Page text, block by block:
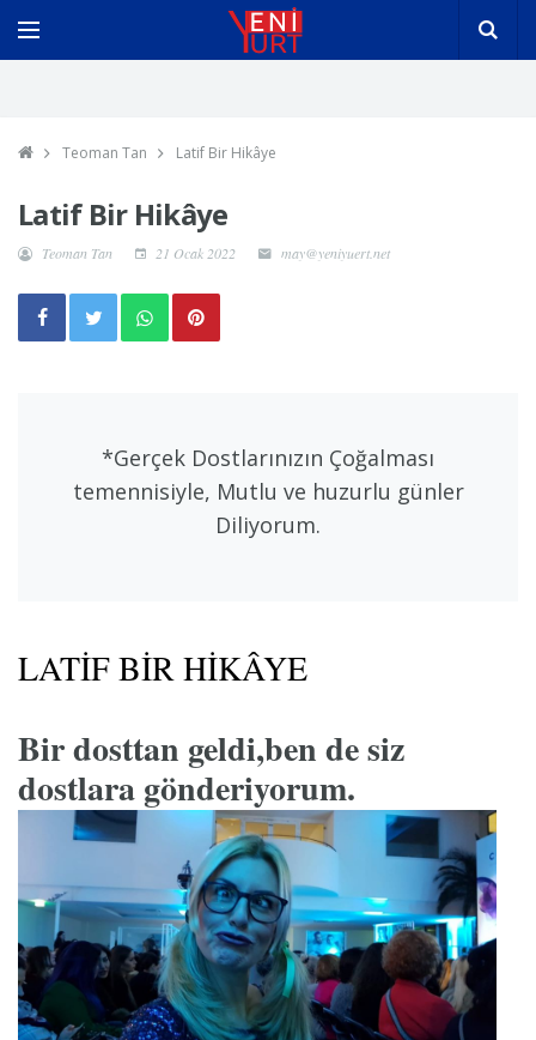
Teoman Tan Latif Bir Hikâye
Latif Bir Hikâye
Teoman Tan 21 Ocak 2022 may@yeniyuert.net
*Gerçek Dostlarınızın Çoğalması
temennisiyle, Mutlu ve huzurlu günler
Diliyorum.
LATİF BİR HİKÂYE
Bir dosttan geldi,ben de siz
dostlara gönderiyorum.